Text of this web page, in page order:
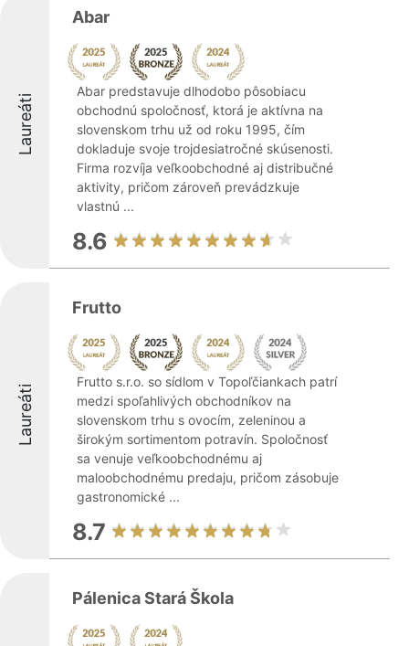
Laureáti
Abar
Abar predstavuje dlhodobo pôsobiacu
obchodnú spoločnosť, ktorá je aktívna na
slovenskom trhu už od roku 1995, čím
dokladuje svoje trojdesiatročné skúsenosti.
Firma rozvíja veľkoobchodné aj distribučné
aktivity, pričom zároveň prevádzkuje
vlastnú ...
8.6
Laureáti
Frutto
Frutto s.r.o. so sídlom v Topoľčiankach patrí
medzi spoľahlivých obchodníkov na
slovenskom trhu s ovocím, zeleninou a
širokým sortimentom potravín. Spoločnosť
sa venuje veľkoobchodnému aj
maloobchodnému predaju, pričom zásobuje
gastronomické ...
8.7
Pálenica Stará Škola